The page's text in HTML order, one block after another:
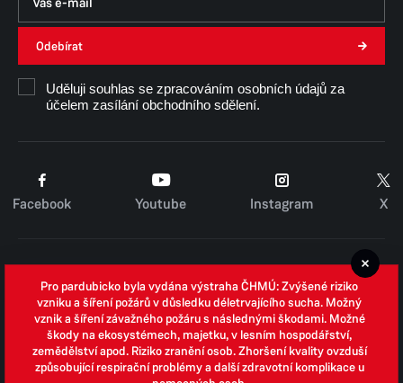
Odebírat
Uděluji souhlas se zpracováním osobních údajů za
účelem zasílání obchodního sdělení.
Facebook Youtube Instagram X
Zpracování osobních údajů
Whistleblowing
Open data
Pro pardubicko byla vydána výstraha ČHMÚ: Zvýšené riziko
vzniku a šíření požárů v důsledku déletrvajícího sucha. Možný
vznik a šíření závažného požáru s následnými škodami. Možné
škody na ekosystémech, majetku, v lesním hospodářství,
zemědělství apod. Riziko zranění osob. Zhoršení kvality ovzduší
způsobující respirační problémy a další zdravotní komplikace u